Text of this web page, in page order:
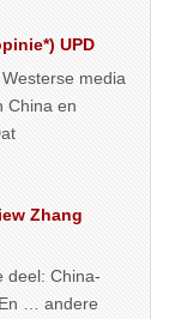
UPD
media
China en
Zhang
deel: China-
… andere